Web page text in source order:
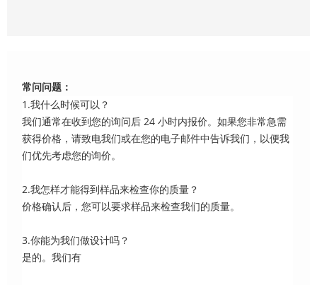
常问问题：
1.我什么时候可以？
我们通常在收到您的询问后 24 小时内报价。如果您非常急需
获得价格，请致电我们或在您的电子邮件中告诉我们，以便我
们优先考虑您的询价。
2.我怎样才能得到样品来检查你的质量？
价格确认后，您可以要求样品来检查我们的质量。
3.你能为我们做设计吗？
是的。我们有